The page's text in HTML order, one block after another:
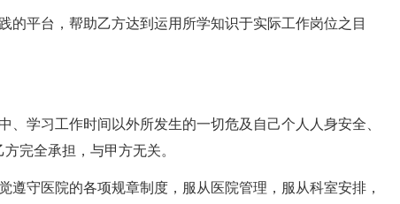
的平台，帮助乙方达到运用所学知识于实际工作岗位之目
、学习工作时间以外所发生的一切危及自己个人人身安全、
完全承担，与甲方无关。
遵守医院的各项规章制度，服从医院管理，服从科室安排，